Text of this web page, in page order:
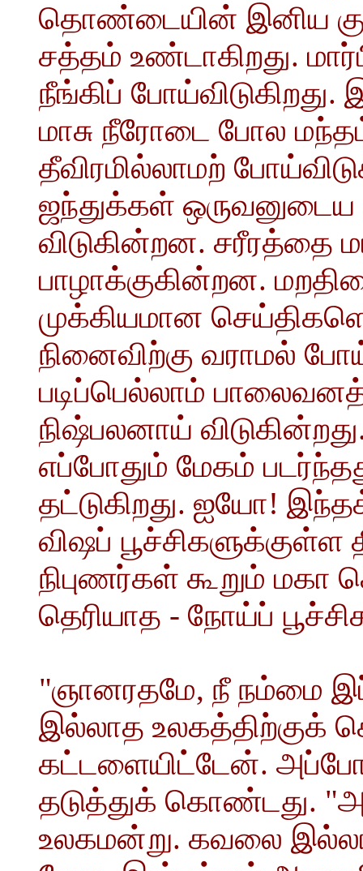
தொண்டையின் இனிய
சத்தம் உண்டாகிறது.
நீங்கிப்
மாசு நீரோடை போல
தீவிரமில்லாமற்
ஜந்துக்கள் ஒருவனுடைய
விடுகின்றன. சரீரத்தை
பாழாக்குகின்றன.
முக்கியமான
நினைவிற்கு வராமல்
படிப்பெல்லாம்
நிஷ்பலனாய்
எப்போதும் மேகம்
தட்டுகிறது. ஐயோ!
விஷப்
நிபுணர்கள் கூறும்
தெரியாத - நோய்ப்
"ஞானரதமே, நீ நம்மை
இல்லாத உலகத்திற்குக்
கட்டளையிட்டேன்.
தடுத்துக் கொண்டது.
உலகமன்று. கவலை